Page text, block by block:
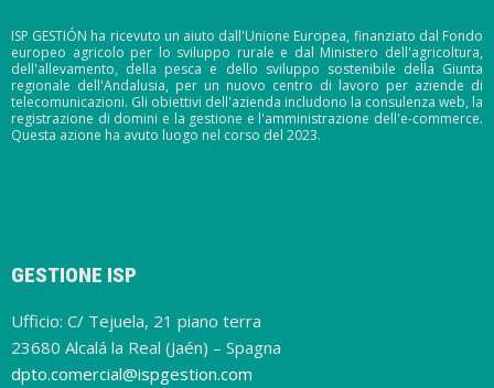
ISP GESTIÓN ha ricevuto un aiuto dall'Unione Europea, finanziato dal Fondo
europeo agricolo per lo sviluppo rurale e dal Ministero dell'agricoltura,
dell'allevamento, della pesca e dello sviluppo sostenibile della Giunta
regionale dell'Andalusia, per un nuovo centro di lavoro per aziende di
telecomunicazioni. Gli obiettivi dell'azienda includono la consulenza web, la
registrazione di domini e la gestione e l'amministrazione dell'e-commerce.
Questa azione ha avuto luogo nel corso del 2023.
GESTIONE ISP
Ufficio: C/ Tejuela, 21 piano terra
23680 Alcalá la Real (Jaén) – Spagna
dpto.comercial@ispgestion.com